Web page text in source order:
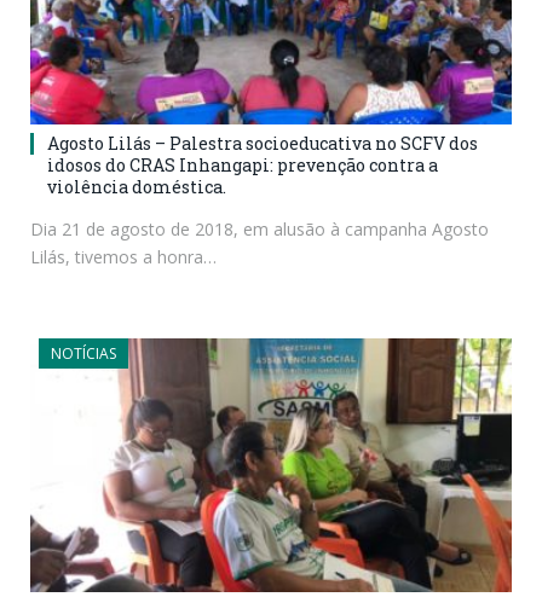
Agosto Lilás – Palestra socioeducativa no SCFV dos
idosos do CRAS Inhangapi: prevenção contra a
violência doméstica.
Dia 21 de agosto de 2018, em alusão à campanha Agosto
Lilás, tivemos a honra…
NOTÍCIAS